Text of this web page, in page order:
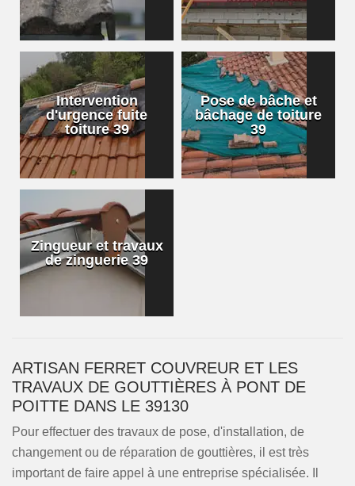
Intervention
d'urgence fuite
toiture 39
Pose de bâche et
bâchage de toiture
39
Zingueur et travaux
de zinguerie 39
ARTISAN FERRET COUVREUR ET LES
TRAVAUX DE GOUTTIÈRES À PONT DE
POITTE DANS LE 39130
Pour effectuer des travaux de pose, d'installation, de
changement ou de réparation de gouttières, il est très
important de faire appel à une entreprise spécialisée. Il